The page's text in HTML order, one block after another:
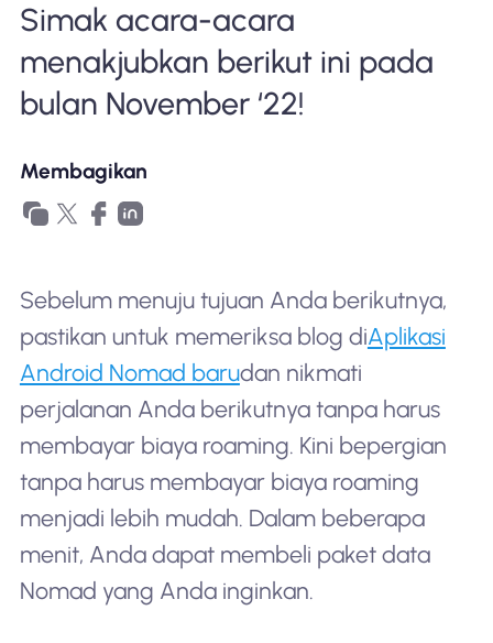
Untuk bisnis
Simak acara-acara
menakjubkan berikut ini pada
bulan November ‘22!
Membagikan
Sebelum menuju tujuan Anda berikutnya,
pastikan untuk memeriksa blog diAplikasi
Android Nomad barudan nikmati
perjalanan Anda berikutnya tanpa harus
membayar biaya roaming. Kini bepergian
tanpa harus membayar biaya roaming
menjadi lebih mudah. Dalam beberapa
menit, Anda dapat membeli paket data
Nomad yang Anda inginkan.